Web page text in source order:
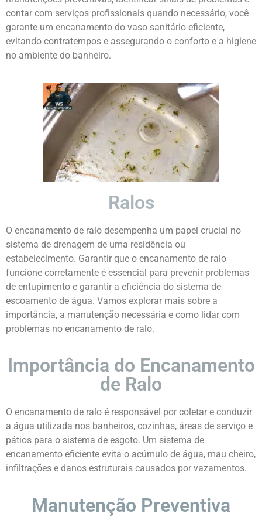
contar com serviços profissionais quando necessário, você
garante um encanamento do vaso sanitário eficiente,
evitando contratempos e assegurando o conforto e a higiene
no ambiente do banheiro.
Ralos
O encanamento de ralo desempenha um papel crucial no
sistema de drenagem de uma residência ou
estabelecimento. Garantir que o encanamento de ralo
funcione corretamente é essencial para prevenir problemas
de entupimento e garantir a eficiência do sistema de
escoamento de água. Vamos explorar mais sobre a
importância, a manutenção necessária e como lidar com
problemas no encanamento de ralo.
Importância do Encanamento
de Ralo
O encanamento de ralo é responsável por coletar e conduzir
a água utilizada nos banheiros, cozinhas, áreas de serviço e
pátios para o sistema de esgoto. Um sistema de
encanamento eficiente evita o acúmulo de água, mau cheiro,
infiltrações e danos estruturais causados por vazamentos.
Manutenção Preventiva